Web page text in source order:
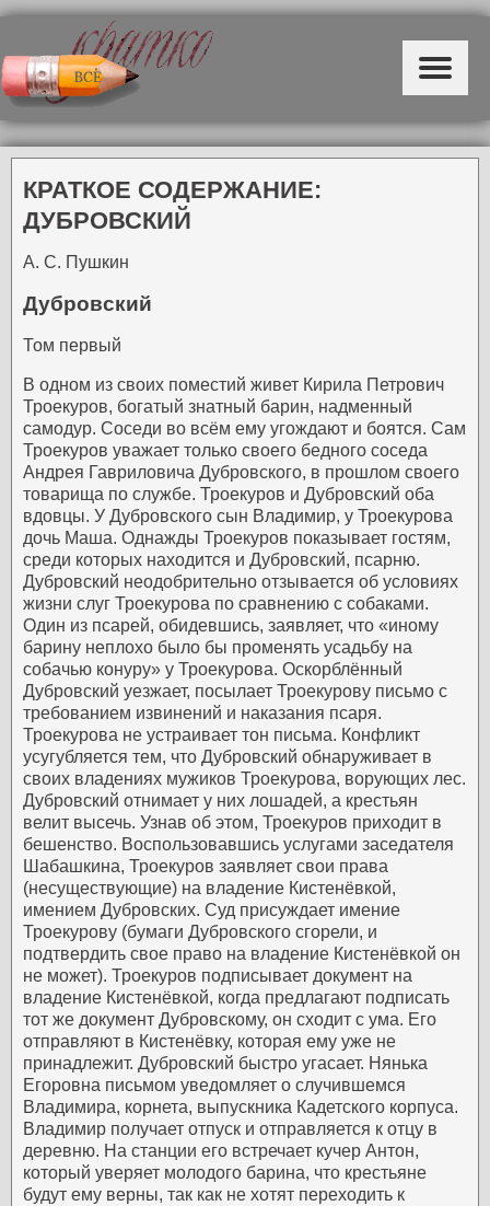
КРАТКОЕ СОДЕРЖАНИЕ:
ДУБРОВСКИЙ
А. С. Пушкин
Дубровский
Том первый
В одном из своих поместий живет Кирила Петрович
Троекуров, богатый знатный барин, надменный
самодур. Соседи во всём ему угождают и боятся. Сам
Троекуров уважает только своего бедного соседа
Андрея Гавриловича Дубровского, в прошлом своего
товарища по службе. Троекуров и Дубровский оба
вдовцы. У Дубровского сын Владимир, у Троекурова
дочь Маша. Однажды Троекуров показывает гостям,
среди которых находится и Дубровский, псарню.
Дубровский неодобрительно отзывается об условиях
жизни слуг Троекурова по сравнению с собаками.
Один из псарей, обидевшись, заявляет, что «иному
барину неплохо было бы променять усадьбу на
собачью конуру» у Троекурова. Оскорблённый
Дубровский уезжает, посылает Троекурову письмо с
требованием извинений и наказания псаря.
Троекурова не устраивает тон письма. Конфликт
усугубляется тем, что Дубровский обнаруживает в
своих владениях мужиков Троекурова, ворующих лес.
Дубровский отнимает у них лошадей, а крестьян
велит высечь. Узнав об этом, Троекуров приходит в
бешенство. Воспользовавшись услугами заседателя
Шабашкина, Троекуров заявляет свои права
(несуществующие) на владение Кистенёвкой,
имением Дубровских. Суд присуждает имение
Троекурову (бумаги Дубровского сгорели, и
подтвердить свое право на владение Кистенёвкой он
не может). Троекуров подписывает документ на
владение Кистенёвкой, когда предлагают подписать
тот же документ Дубровскому, он сходит с ума. Его
отправляют в Кистенёвку, которая ему уже не
принадлежит. Дубровский быстро угасает. Нянька
Егоровна письмом уведомляет о случившемся
Владимира, корнета, выпускника Кадетского корпуса.
Владимир получает отпуск и отправляется к отцу в
деревню. На станции его встречает кучер Антон,
который уверяет молодого барина, что крестьяне
будут ему верны, так как не хотят переходить к